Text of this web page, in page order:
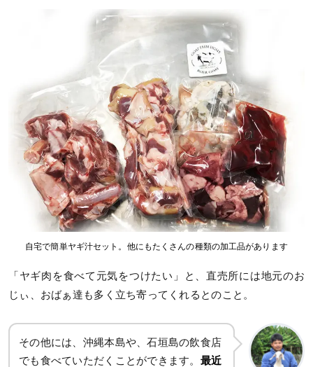
自宅で簡単ヤギ汁セット。他にもたくさんの種類の加工品があります
「ヤギ肉を食べて元気をつけたい」と、直売所には地元のお
じぃ、おばぁ達も多く立ち寄ってくれるとのこと。
その他には、沖縄本島や、石垣島の飲食店
でも食べていただくことができます。 最近